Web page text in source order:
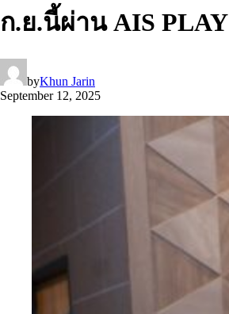
ก.ย.นี้ผ่าน AIS PLAY
byKhun Jarin
September 12, 2025